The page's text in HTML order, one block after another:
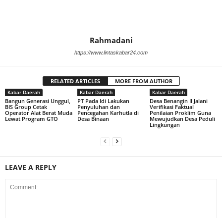
Rahmadani
https://www.lintaskabar24.com
RELATED ARTICLES MORE FROM AUTHOR
Kabar Daerah
Bangun Generasi Unggul,
BIS Group Cetak
Operator Alat Berat Muda
Lewat Program GTO
Kabar Daerah
PT Pada Idi Lakukan
Penyuluhan dan
Pencegahan Karhutla di
Desa Binaan
Kabar Daerah
Desa Benangin II Jalani
Verifikasi Faktual
Penilaian Proklim Guna
Mewujudkan Desa Peduli
Lingkungan
LEAVE A REPLY